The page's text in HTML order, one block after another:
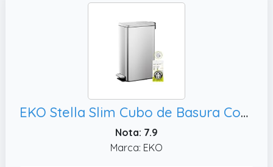
EKO Stella Slim Cubo de Basura Cocina 30L con Pedal y Tapa de Cierre Suave | Acero Inoxidable Antihuella | Papelera Moderna y Robusta | Gran Capacidad para Reciclaje
Nota: 7.9
Marca: EKO